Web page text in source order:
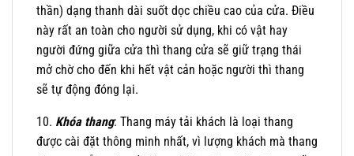
thần) dạng thanh dài suốt dọc chiều cao của cửa. Điều
này rất an toàn cho người sử dụng, khi có vật hay
người đứng giữa cửa thì thang cửa sẽ giữ trạng thái
mở chờ cho đến khi hết vật cản hoặc người thì thang
sẽ tự động đóng lại.
10. Khóa thang: Thang máy tải khách là loại thang
được cài đặt thông minh nhất, vì lượng khách mà thang